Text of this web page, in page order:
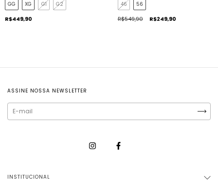
GG XG G1 G2
R$449,90
46 56
R$549,90 R$249,90
ASSINE NOSSA NEWSLETTER
INSTITUCIONAL